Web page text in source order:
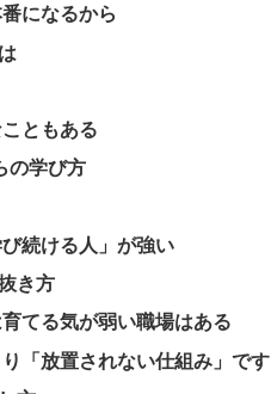
になるから
ともある
の学び方
続ける人」が強い
き方
てる気が弱い職場はある
「放置されない仕組み」です